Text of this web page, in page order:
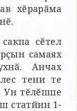
хӗрарӑма
сӗтел
самаях
Анчах
тени те
Ун тӗлӗшпе
статйин 1-